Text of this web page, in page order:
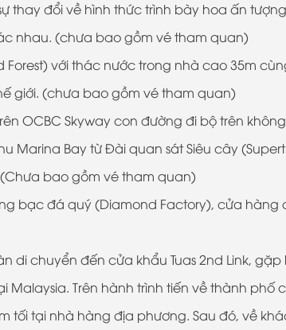
thay đổi về hình thức trình bày hoa ấn
nhau. (chưa bao gồm vé tham quan)
với thác nước trong nhà cao 35m
giới. (chưa bao gồm vé tham quan)
OCBC Skyway con đường đi bộ trên
Marina Bay từ Đài quan sát Siêu cây
bao gồm vé tham quan)
bạc đá quý (Diamond Factory), cửa hàng
chuyển đến cửa khẩu Tuas 2nd Link, gặp
Trên hành trình tiến về thành phố
tối tại nhà hàng địa phương. Sau đó, về